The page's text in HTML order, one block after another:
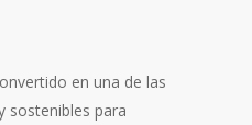
en una de las
sostenibles para